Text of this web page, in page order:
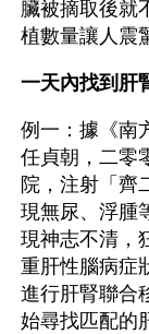
臟被摘取後就
植數量讓人震
一天內找到肝
例一：據《南
任貞朝，二零
院，注射「齊
現無尿、浮腫
現神志不清，
重肝性腦病症
進行肝腎聯合
始尋找匹配的